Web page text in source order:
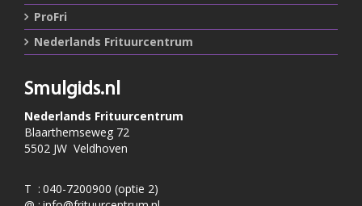
ProFri
Nederlands Frituurcentrum
Smulgids.nl
Nederlands Frituurcentrum
Blaarthemseweg 72
5502 JW Veldhoven
T : 040-7200900 (optie 2)